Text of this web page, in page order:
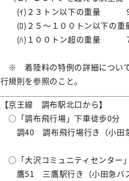
(ｲ)２３トン以下の重量 ９
(ﾛ)２５～１００トン以下
(ﾊ)１００トン超の重量 ７
※ 着陸料の特例の詳細につい
行規則を参照のこと。
【京王線 調布駅北口から】
○「調布飛行場」下車徒歩0分
調40 調布飛行場行き（小田急
○「大沢コミュニティセンター
鷹51 三鷹駅行き（小田急バス